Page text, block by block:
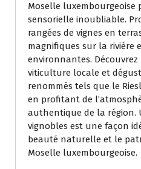
Moselle luxembourgeoise
sensorielle inoubliable.
rangées de vignes en
magnifiques sur la rivière
environnantes. Découvrez
viticulture locale et
renommés tels que le
en profitant de
authentique de la région.
vignobles est une façon
beauté naturelle et le
Moselle luxembourgeoise.